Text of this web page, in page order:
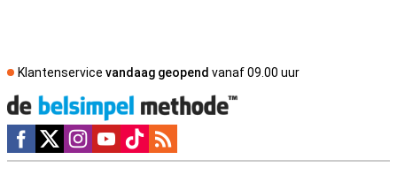
Klantenservice vandaag geopend vanaf 09.00 uur
Social media